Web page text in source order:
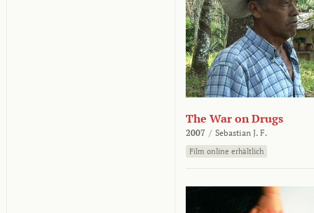
The War on Drugs
2007 / Sebastian J. F.
Film online erhältlich